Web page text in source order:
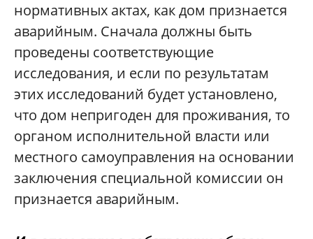
нормативных актах, как дом признается
аварийным. Сначала должны быть
проведены соответствующие
исследования, и если по результатам
этих исследований будет установлено,
что дом непригоден для проживания, то
органом исполнительной власти или
местного самоуправления на основании
заключения специальной комиссии он
признается аварийным.